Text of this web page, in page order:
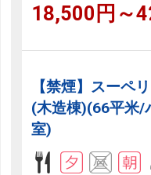
18,500円～
【禁煙】スーペ
(木造棟)(66平米/
室)